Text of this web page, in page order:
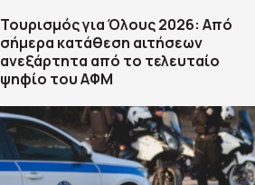
Τουρισμός για Όλους 2026: Από
σήμερα κατάθεση αιτήσεων
ανεξάρτητα από το τελευταίο
ψηφίο του ΑΦΜ